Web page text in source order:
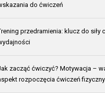
do ćwiczeń
przedramienia: klucz do siły
zacząć ćwiczyć? Motywacja –
rozpoczęcia ćwiczeń